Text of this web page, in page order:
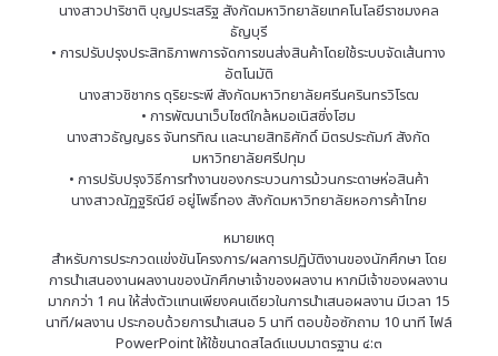
นางสาวปาริชาติ บุญประเสริฐ สังกัดมหาวิทยาลัยเทคโนโลยีราชมงคล
ธัญบุรี
• การปรับปรุงประสิทธิภาพการจัดการขนส่งสินค้าโดยใช้ระบบจัดเส้นทาง
อัตโนมัติ
นางสาวชิชากร ดุริยะระพี สังกัดมหาวิทยาลัยศรีนครินทรวิโรฒ
• การพัฒนาเว็บไซต์ใกล้หมอเนิสซิ่งโฮม
นางสาวธัญญธร จันทรทิณ และนายสิทธิศักดิ์ มิตรประถัมภ์ สังกัด
มหาวิทยาลัยศรีปทุม
• การปรับปรุงวิธีการทำงานของกระบวนการม้วนกระดาษห่อสินค้า
นางสาวณัฏฐริณีย์ อยู่โพธิ์ทอง สังกัดมหาวิทยาลัยหอการค้าไทย
หมายเหตุ
สำหรับการประกวดแข่งขันโครงการ/ผลการปฏิบัติงานของนักศึกษา โดย
การนำเสนองานผลงานของนักศึกษาเจ้าของผลงาน หากมีเจ้าของผลงาน
มากกว่า 1 คน ให้ส่งตัวแทนเพียงคนเดียวในการนำเสนอผลงาน มีเวลา 15
นาที/ผลงาน ประกอบด้วยการนำเสนอ 5 นาที ตอบข้อซักถาม 10 นาที ไฟล์
PowerPoint ให้ใช้ขนาดสไลด์แบบมาตรฐาน ๔:๓